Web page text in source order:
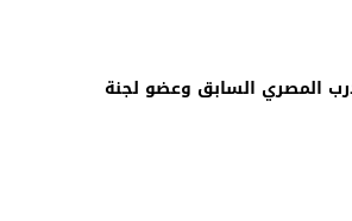
المصري السابق وعضو لجنة